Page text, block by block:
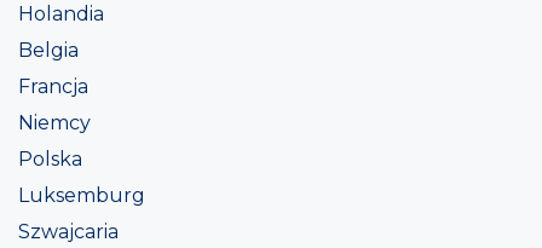
Holandia
Belgia
Francja
Niemcy
Polska
Luksemburg
Szwajcaria